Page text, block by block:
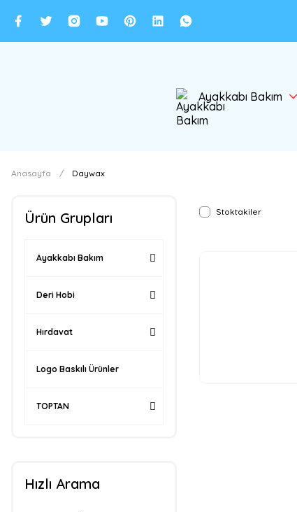
Ayakkabı Bakım
Anasayfa Daywax
Ürün Grupları
Ayakkabı Bakım
Deri Hobi
Hırdavat
Logo Baskılı Ürünler
TOPTAN
Hızlı Arama
Stoktakiler